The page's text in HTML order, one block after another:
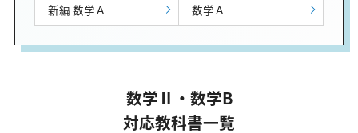
新編 数学Ａ
数学Ａ
数学Ⅱ・数学B
対応教科書一覧